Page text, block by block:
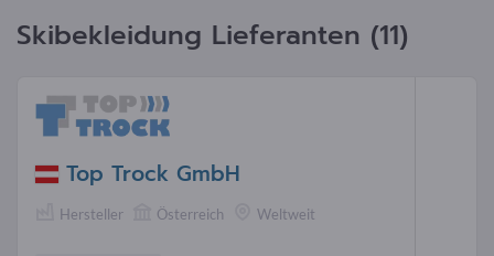
Skibekleidung Lieferanten (11)
Top Trock GmbH
Hersteller Österreich Weltweit